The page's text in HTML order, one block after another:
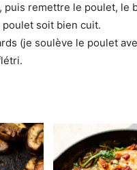
remettre le poulet, le
soit bien cuit.
(je soulève le poulet